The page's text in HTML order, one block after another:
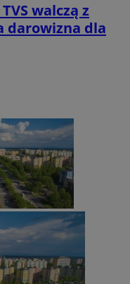
walczą z
darowizna dla